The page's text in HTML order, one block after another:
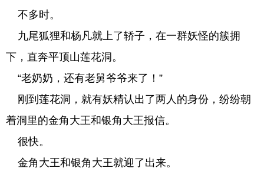
不多时。
九尾狐狸和杨凡就上了轿子，在一群妖怪的簇拥
下，直奔平顶山莲花洞。
“老奶奶，还有老舅爷爷来了！”
刚到莲花洞，就有妖精认出了两人的身份，纷纷朝
着洞里的金角大王和银角大王报信。
很快。
金角大王和银角大王就迎了出来。